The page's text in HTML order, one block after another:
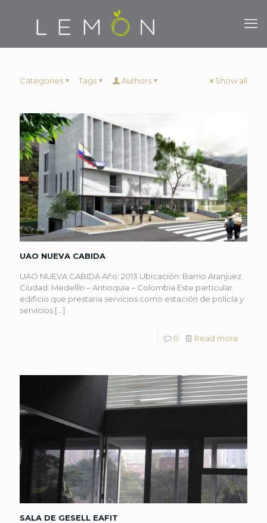
Categories Tags Authors Show all
UAO NUEVA CABIDA
UAO NUEVA CABIDA Año: 2013 Ubicación: Barrio Aranjuez
Ciudad: Medellín – Antioquia – Colombia Este particular
edificio que prestaria servicios como estación de policía y
servicios […]
0 Read more
SALA DE GESELL EAFIT